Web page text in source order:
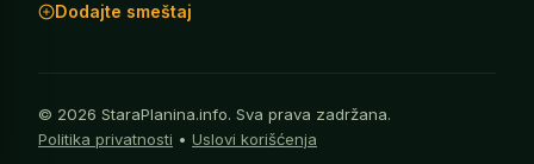
Dodajte smeštaj
© 2026 StaraPlanina.info. Sva prava zadržana.
Politika privatnosti • Uslovi korišćenja